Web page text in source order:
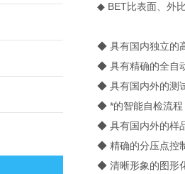
◆ BET比表面、外比
◆ 具有国内独立的高
◆ 具有精确的全自动
◆ 具有国内外的测试
◆ *的智能自检流程
◆ 具有国内外的样品
◆ 精确的分压点控制
◆ 清晰形象的图形化